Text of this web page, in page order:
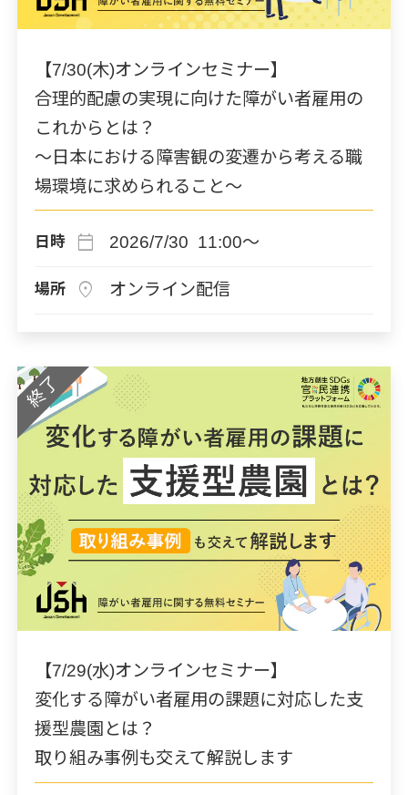
【7/30(木)オンラインセミナー】
合理的配慮の実現に向けた障がい者雇用の
これからとは？
～日本における障害観の変遷から考える職
場環境に求められること～
日時 calendar_today 2026/7/30 11:00～
場所 location_on オンライン配信
終了
【7/29(水)オンラインセミナー】
変化する障がい者雇用の課題に対応した支
援型農園とは？
取り組み事例も交えて解説します